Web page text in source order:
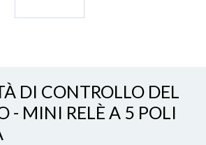
DI CONTROLLO DEL
- MINI RELÈ A 5 POLI